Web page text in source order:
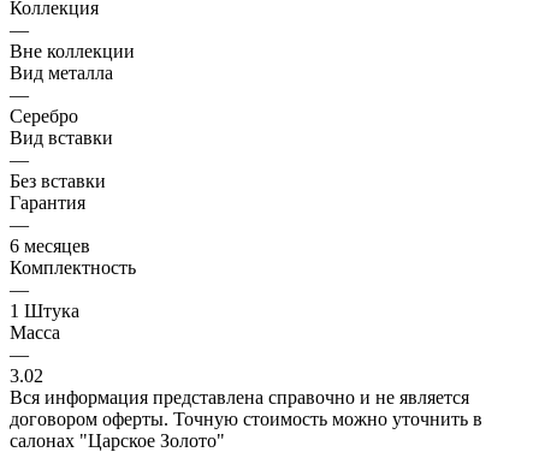
Коллекция
—
Вне коллекции
Вид металла
—
Серебро
Вид вставки
—
Без вставки
Гарантия
—
6 месяцев
Комплектность
—
1 Штука
Масса
—
3.02
Вся информация представлена справочно и не является
договором оферты. Точную стоимость можно уточнить в
салонах "Царское Золото"